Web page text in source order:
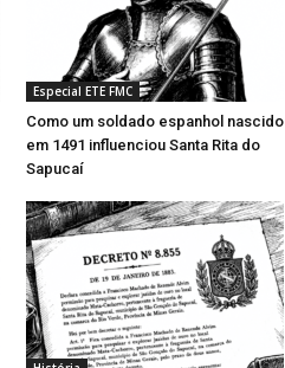
Especial ETE FMC
Como um soldado espanhol nascido
em 1491 influenciou Santa Rita do
Sapucaí